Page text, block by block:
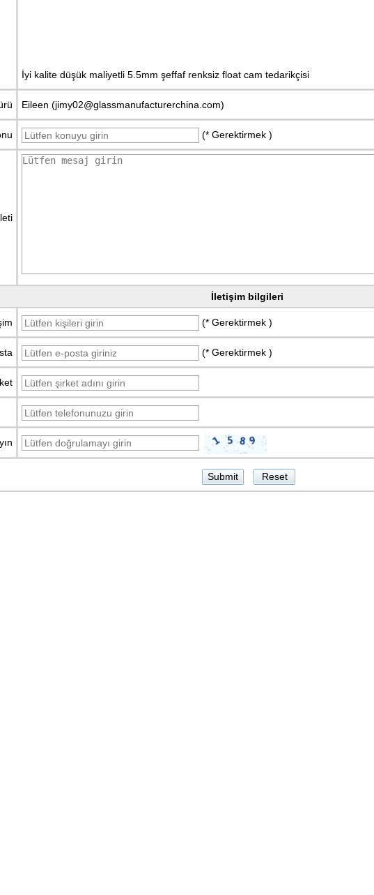
İyi kalite düşük maliyetli 5.5mm şeffaf renksiz float cam tedarikçisi
Eileen (jimy02@glassmanufacturerchina.com)
(* Gerektirmek )
İletişim bilgileri
(* Gerektirmek )
(* Gerektirmek )